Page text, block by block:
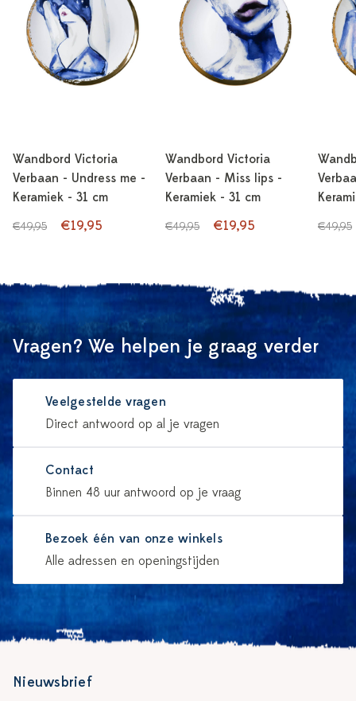
Wandbord Victoria
Verbaan - Undress me -
Keramiek - 31 cm
€49,95 €19,95
Wandbord Victoria
Verbaan - Miss lips -
Keramiek - 31 cm
€49,95 €19,95 €49,95
Vragen? We helpen je graag verder
Veelgestelde vragen
Direct antwoord op al je vragen
Contact
Binnen 48 uur antwoord op je vraag
Bezoek één van onze winkels
Alle adressen en openingstijden
Nieuwsbrief